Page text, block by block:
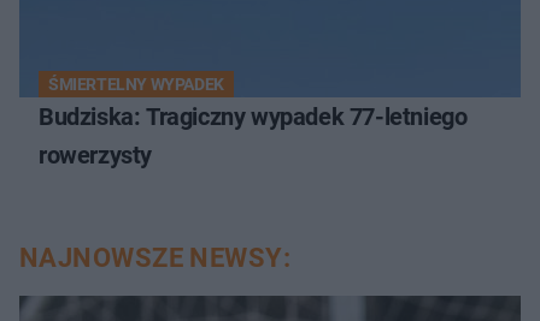
ŚMIERTELNY WYPADEK
Budziska: Tragiczny wypadek 77-letniego
rowerzysty
NAJNOWSZE NEWSY: